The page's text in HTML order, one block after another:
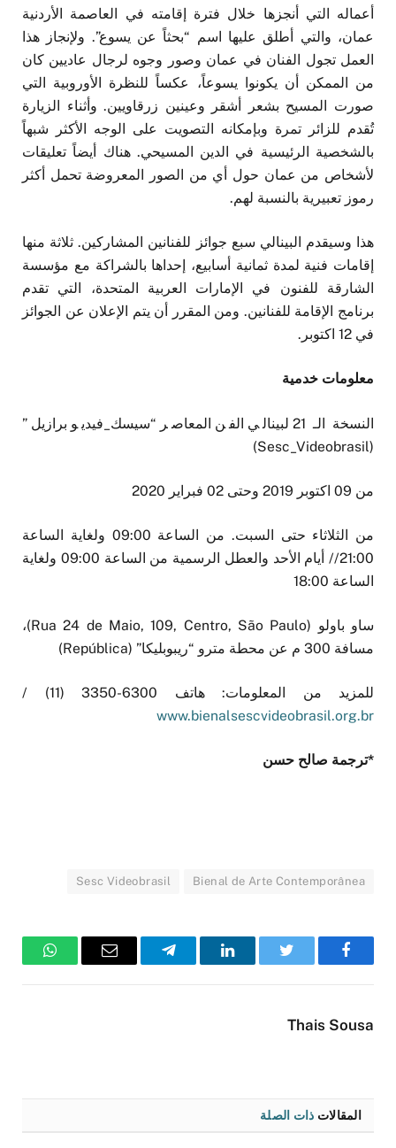
أعماله التي أنجزها خلال فترة إقامته في العاصمة الأردنية
عمان، والتي أطلق عليها اسم “بحثاً عن يسوع”. ولإنجاز هذا
العمل تجول الفنان في عمان وصور وجوه لرجال عاديين كان
من الممكن أن يكونوا يسوعاً، عكساً للنظرة الأوروبية التي
صورت المسيح بشعر أشقر وعينين زرقاويين. وأثناء الزيارة
تُقدم للزائر تمرة وبإمكانه التصويت على الوجه الأكثر شبهاً
بالشخصية الرئيسية في الدين المسيحي. هناك أيضاً تعليقات
لأشخاص من عمان حول أي من الصور المعروضة تحمل أكثر
رموز تعبيرية بالنسبة لهم.
هذا وسيقدم البينالي سبع جوائز للفنانين المشاركين. ثلاثة منها
إقامات فنية لمدة ثمانية أسابيع، إحداها بالشراكة مع مؤسسة
الشارقة للفنون في الإمارات العربية المتحدة، التي تقدم
برنامج الإقامة للفنانين. ومن المقرر أن يتم الإعلان عن الجوائز
في 12 اكتوبر.
معلومات خدمية
النسخة الـ 21 لبينالي الفن المعاصر “سيسك_فيديو برازيل”
(Sesc_Videobrasil)
من 09 اكتوبر 2019 وحتى 02 فبراير 2020
من الثلاثاء حتى السبت. من الساعة 09:00 ولغاية الساعة
21:00// أيام الأحد والعطل الرسمية من الساعة 09:00 ولغاية
الساعة 18:00
ساو باولو (Rua 24 de Maio, 109, Centro, São Paulo)،
مسافة 300 م عن محطة مترو “ريبوبليكا” (República)
للمزيد من المعلومات: هاتف 6300-3350 (11) /
www.bienalsescvideobrasil.org.br
*ترجمة صالح حسن
Bienal de Arte Contemporânea
Sesc Videobrasil
فيسبوك تويتر لينكدإن تيلقرام
البريد
واتساب
Thais Sousa
المقالات ذات الصلة